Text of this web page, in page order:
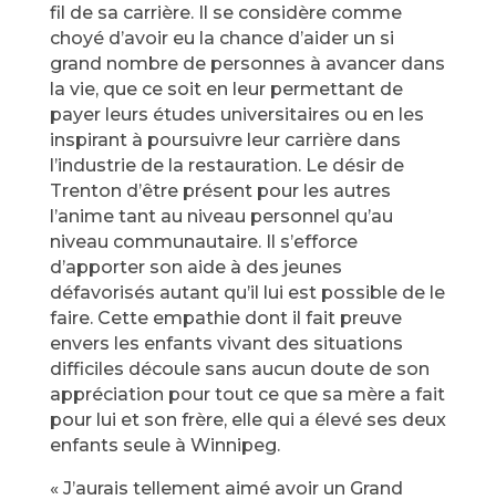
fil de sa carrière. Il se considère comme
choyé d’avoir eu la chance d’aider un si
grand nombre de personnes à avancer dans
la vie, que ce soit en leur permettant de
payer leurs études universitaires ou en les
inspirant à poursuivre leur carrière dans
l’industrie de la restauration. Le désir de
Trenton d’être présent pour les autres
l’anime tant au niveau personnel qu’au
niveau communautaire. Il s’efforce
d’apporter son aide à des jeunes
défavorisés autant qu’il lui est possible de le
faire. Cette empathie dont il fait preuve
envers les enfants vivant des situations
difficiles découle sans aucun doute de son
appréciation pour tout ce que sa mère a fait
pour lui et son frère, elle qui a élevé ses deux
enfants seule à Winnipeg.
« J’aurais tellement aimé avoir un Grand